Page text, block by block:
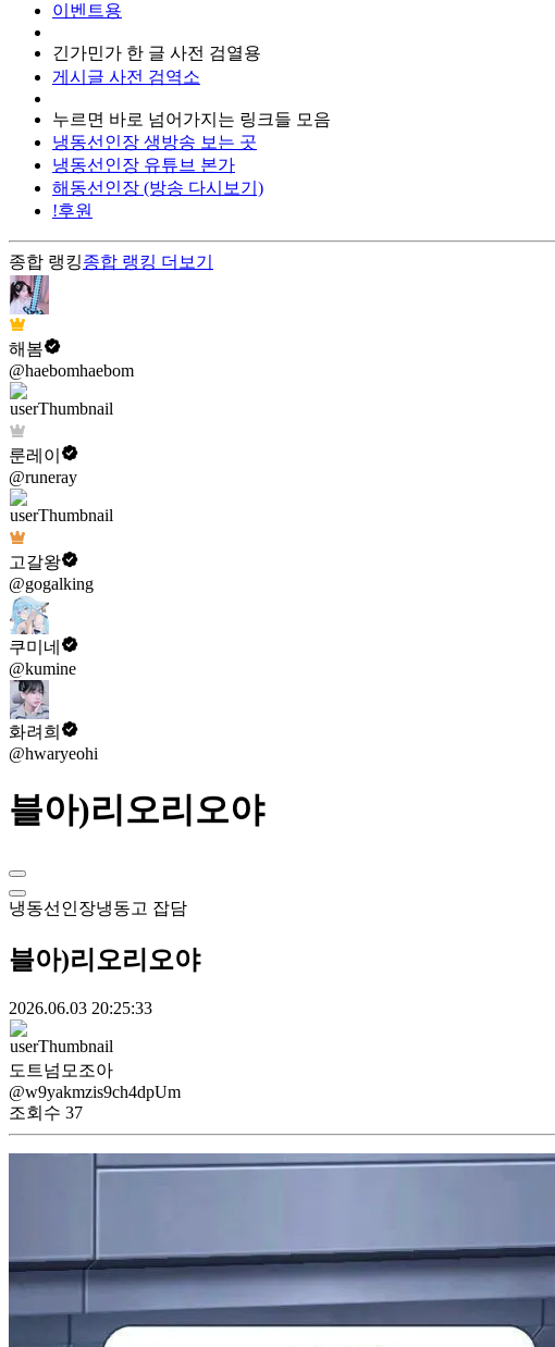
이벤트용
긴가민가 한 글 사전 검열용
게시글 사전 검역소
누르면 바로 넘어가지는 링크들 모음
냉동선인장 생방송 보는 곳
냉동선인장 유튜브 본가
해동선인장 (방송 다시보기)
!후원
종합 랭킹종합 랭킹 더보기
해봄
@haebomhaebom
룬레이
@runeray
고갈왕
@gogalking
쿠미네
@kumine
화려희
@hwaryeohi
블아)리오리오야
냉동선인장냉동고 잡담
블아)리오리오야
2026.06.03 20:25:33
도트넘모조아
@w9yakmzis9ch4dpUm
조회수 37